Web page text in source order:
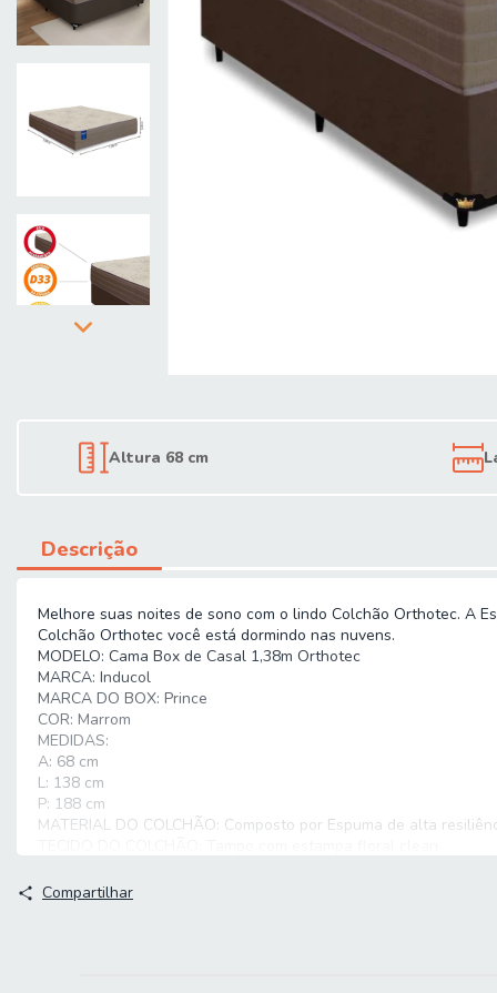
Altura 68 cm
Descrição
Melhore suas noites de sono com o lindo Colchão Orthotec. A
Colchão Orthotec você está dormindo nas nuvens.
MODELO: Cama Box de Casal 1,38m Orthotec
MARCA: Inducol
MARCA DO BOX: Prince
COR: Marrom
MEDIDAS:
A: 68 cm
L: 138 cm
P: 188 cm
MATERIAL DO COLCHÃO: Composto por Espuma de alta
REVESTIMENTO LATERAL: Poliéster
Compartilhar